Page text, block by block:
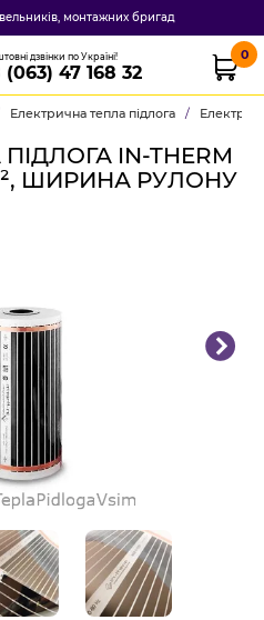
монтажних бригад
дзвінки по Україні!
(063) 47 168 32
0
Електрична тепла підлога /
IN-THERM
ШИРИНА РУЛОНУ